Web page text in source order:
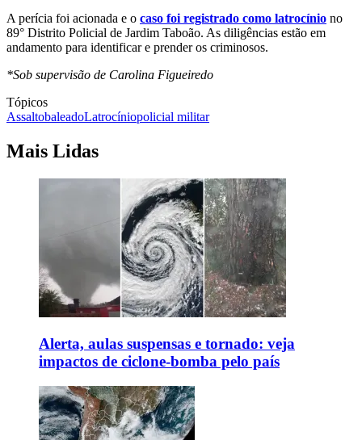
A perícia foi acionada e o caso foi registrado como latrocínio no
89° Distrito Policial de Jardim Taboão. As diligências estão em
andamento para identificar e prender os criminosos.
*Sob supervisão de Carolina Figueiredo
Tópicos
AssaltobaleadoLatrocíniopolicial militar
Mais Lidas
Alerta, aulas suspensas e tornado: veja
impactos de ciclone-bomba pelo país